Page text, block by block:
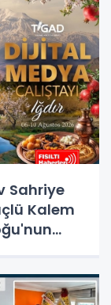
Sahriye
Kalem